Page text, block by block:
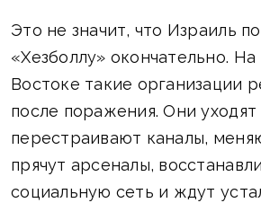
Это не значит, что Израиль
«Хезболлу» окончательно.
Востоке такие организации
после поражения. Они уходят
перестраивают каналы,
прячут арсеналы,
социальную сеть и ждут